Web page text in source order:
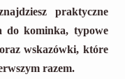
praktyczne
do kominka, typowe
wskazówki, które
razem.